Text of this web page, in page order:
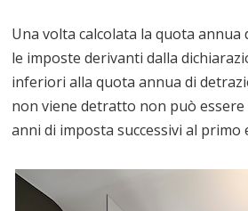
Una volta calcolata la quota annua
le imposte derivanti dalla
inferiori alla quota annua di
non viene detratto non può
anni di imposta successivi al primo